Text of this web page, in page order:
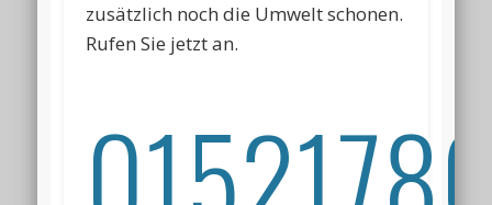
zusätzlich noch die Umwelt schonen.
Rufen Sie jetzt an.